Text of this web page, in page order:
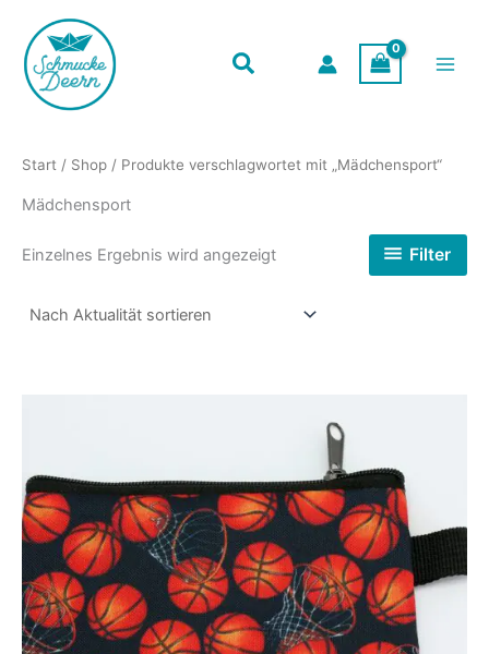
Inhalt
springen
Start / Shop / Produkte verschlagwortet mit „Mädchensport“
Mädchensport
Einzelnes Ergebnis wird angezeigt Filter